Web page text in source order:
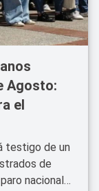
Agosto:
el
testigo de un
de
nacional